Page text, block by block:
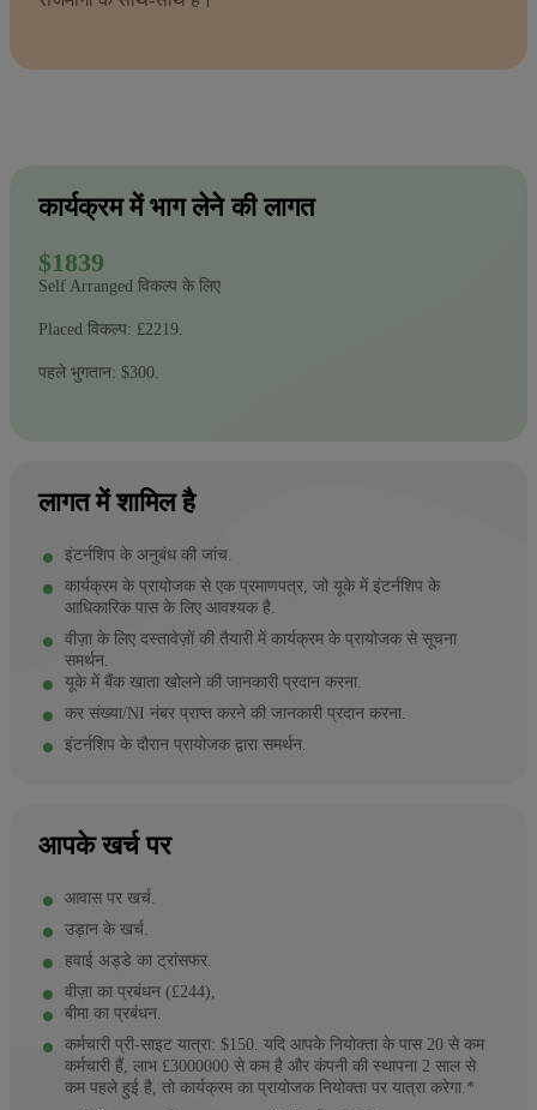
कार्यक्रम में भाग लेने की लागत
$1839
Self Arranged विकल्प के लिए
Placed विकल्प: £2219.
पहले भुगतान: $300.
लागत में शामिल है
इंटर्नशिप के अनुबंध की जांच.
कार्यक्रम के प्रायोजक से एक प्रमाणपत्र, जो यूके में इंटर्नशिप के
आधिकारिक पास के लिए आवश्यक है.
वीज़ा के लिए दस्तावेज़ों की तैयारी में कार्यक्रम के प्रायोजक से सूचना
समर्थन.
यूके में बैंक खाता खोलने की जानकारी प्रदान करना.
कर संख्या/NI नंबर प्राप्त करने की जानकारी प्रदान करना.
इंटर्नशिप के दौरान प्रायोजक द्वारा समर्थन.
आपके खर्च पर
आवास पर खर्च.
उड़ान के खर्च.
हवाई अड्डे का ट्रांसफर.
वीज़ा का प्रबंधन (£244),
बीमा का प्रबंधन.
कर्मचारी प्री-साइट यात्रा: $150. यदि आपके नियोक्ता के पास 20 से कम
कर्मचारी हैं, लाभ £3000000 से कम है और कंपनी की स्थापना 2 साल से
कम पहले हुई है, तो कार्यक्रम का प्रायोजक नियोक्ता पर यात्रा करेगा.*